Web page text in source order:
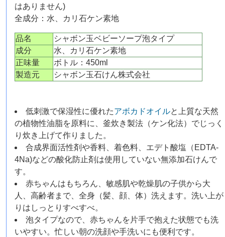
はありません)
全成分：水、カリ石ケン素地
品名
シャボン玉ベビーソープ泡タイプ
成分
水、カリ石ケン素地
正味量
ボトル：450ml
製造元
シャボン玉石けん株式会社
低刺激で保湿性に優れたアボカドオイルと上質な天然
の植物性油脂を原料に、釜炊き製法（ケン化法）でじっく
り炊き上げて作りました。
合成界面活性剤や香料、着色料、エデト酸塩（EDTA-
4Na)などの酸化防止剤は使用していない無添加石けんで
す。
赤ちゃんはもちろん、敏感肌や乾燥肌の子供から大
人、高齢者まで、全身（髪、顔、体）洗えます。洗い上が
りはしっとりすべすべ。
泡タイプなので、赤ちゃんを片手で抱えた状態でも洗
いやすい。忙しい朝の洗顔や手洗いにも便利です。